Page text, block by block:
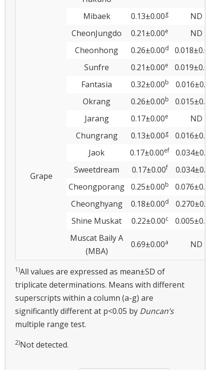
Mibaek
0.13±0.00g
ND
CheonJungdo
0.21±0.00e
ND
Cheonhong
0.26±0.00d
0.018±0.00b
Sunfre
0.21±0.00e
0.019±0.00b
Fantasia
0.32±0.00b 0.016±0.00c
Grape
Okrang 0.26±0.00b
0.015±0.00d
Jarang
0.17±0.00e
ND
Chungrang
0.13±0.00g 0.016±0.00
Jaok 0.17±0.00ef 0.034±0.01
Sweetdream 0.17±0.00f 0.034±0.00
Cheongporang 0.25±0.00b 0.076±0.00
Cheonghyang 0.18±0.00d 0.270±0.00
Shine Muskat 0.22±0.00c 0.005±0.00
Muscat Baily A
(MBA)
0.69±0.00a ND
1)All values are expressed as mean±SD of
triplicate determinations. Means with different
superscripts within a column (a-g) are
significantly different at p<0.05 by Duncan’s
multiple range test.
2)Not detected.